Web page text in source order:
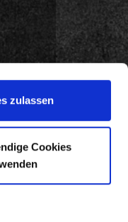
zulassen
Cookies